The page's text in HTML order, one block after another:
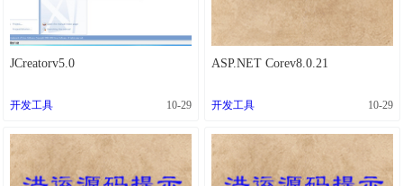
方块消除
动画背景
舆情监测
JCreatorv5.0
开发工具 10-29
ASP.NET Corev8.0.21
开发工具 10-29